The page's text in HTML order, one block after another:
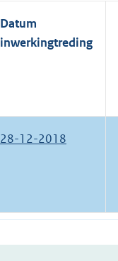
Datum
inwerkingtreding
28-12-2018